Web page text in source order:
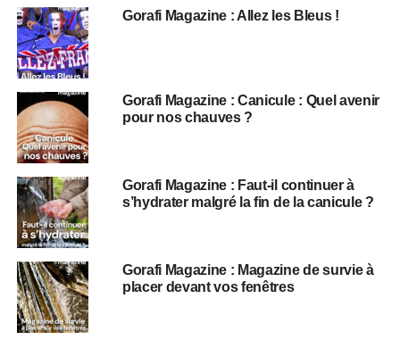
Gorafi Magazine : Allez les Bleus !
Gorafi Magazine : Canicule : Quel avenir
pour nos chauves ?
Gorafi Magazine : Faut-il continuer à
s’hydrater malgré la fin de la canicule ?
Gorafi Magazine : Magazine de survie à
placer devant vos fenêtres